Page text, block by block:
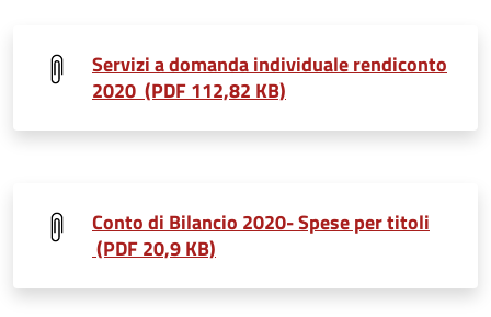
Servizi a domanda individuale rendiconto
2020 (PDF 112,82 KB)
Conto di Bilancio 2020- Spese per titoli
(PDF 20,9 KB)